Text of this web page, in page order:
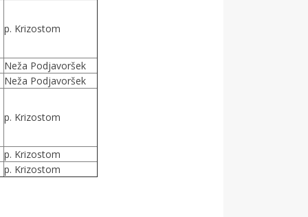
p. Krizostom
Neža Podjavoršek
Neža Podjavoršek
p. Krizostom
p. Krizostom
p. Krizostom